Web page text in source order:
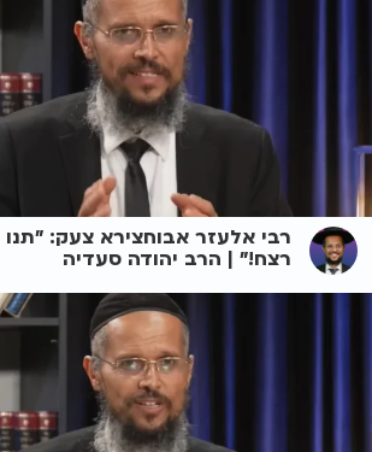
רבי אלעזר אבוחצירא צעק: "תנו
רצח!" | הרב יהודה סעדיה